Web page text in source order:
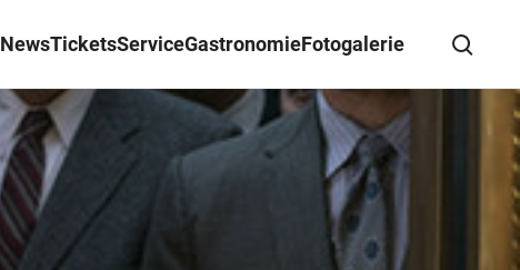
NewsTicketsServiceGastronomieFotogalerie
Suche schließen
Wegbeschreibung erhalten